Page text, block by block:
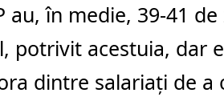
au, în medie, 39-41
potrivit acestuia, dar
dintre salariați de a